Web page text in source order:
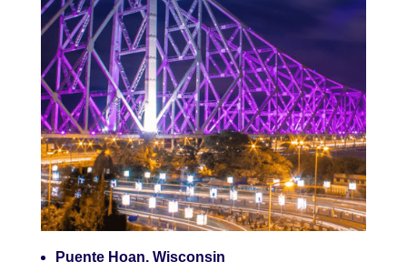
Puente Hoan, Wisconsin